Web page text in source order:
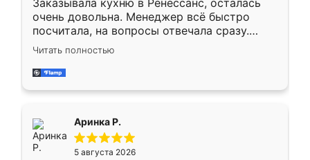
Заказывала кухню в Ренессанс, осталась
очень довольна. Менеджер всё быстро
посчитала, на вопросы отвечала сразу.
Замерщик приехал в субботу, подошёл к
делу со всей ответственностью. Собрали
за день, ребята работали аккуратно, даже
Читать полностью
Аринка Р.
5 августа 2026